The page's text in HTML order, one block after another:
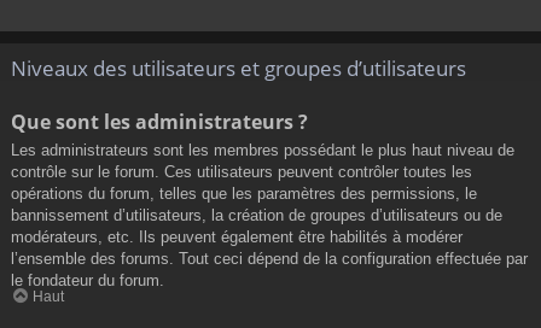
Niveaux des utilisateurs et groupes d’utilisateurs
Que sont les administrateurs ?
Les administrateurs sont les membres possédant le plus haut niveau de
contrôle sur le forum. Ces utilisateurs peuvent contrôler toutes les
opérations du forum, telles que les paramètres des permissions, le
bannissement d’utilisateurs, la création de groupes d’utilisateurs ou de
modérateurs, etc. Ils peuvent également être habilités à modérer
l’ensemble des forums. Tout ceci dépend de la configuration effectuée par
le fondateur du forum.
Haut